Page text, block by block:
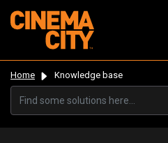
Home Knowledge base